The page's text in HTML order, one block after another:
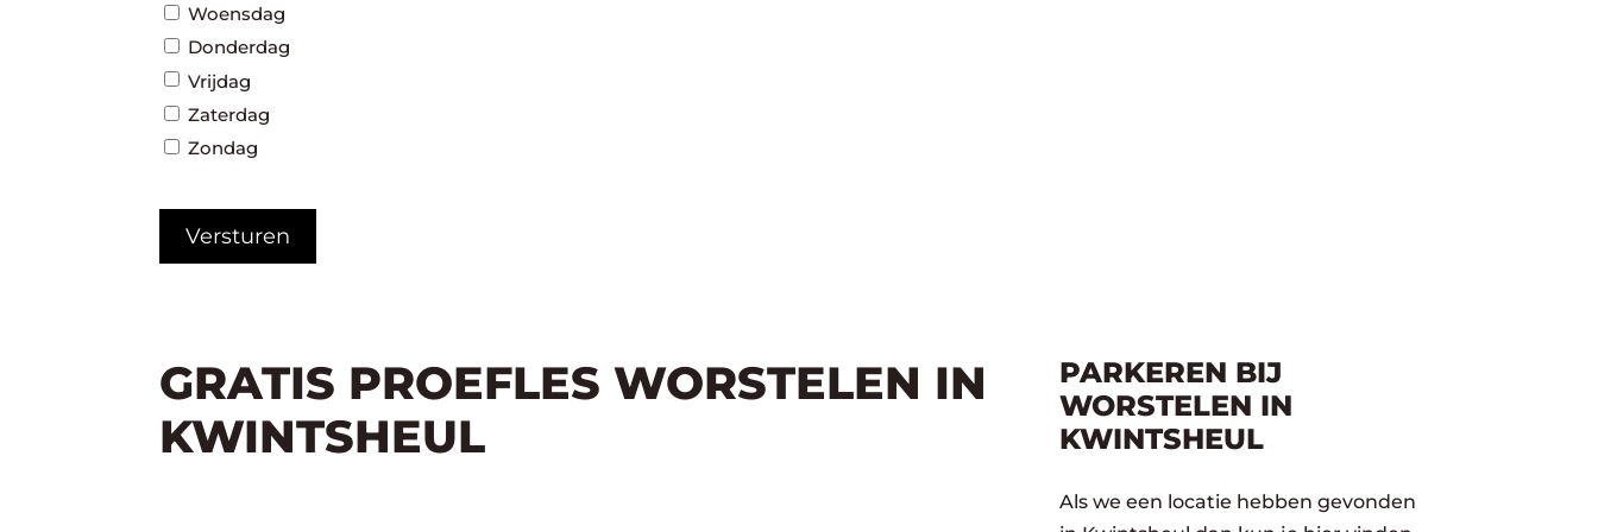
Woensdag
Donderdag
Vrijdag
Zaterdag
Zondag
GRATIS PROEFLES WORSTELEN IN
KWINTSHEUL
PARKEREN BIJ
WORSTELEN IN
KWINTSHEUL
Als we een locatie hebben gevonden